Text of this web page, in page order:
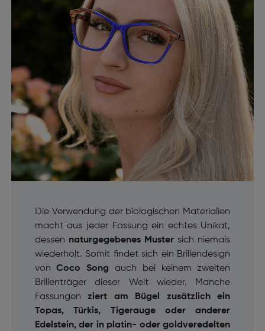
Die Verwendung der biologischen Materialien
macht aus jeder Fassung ein echtes Unikat,
dessen naturgegebenes Muster sich niemals
wiederholt. Somit findet sich ein Brillendesign
vonCoco Song auch bei keinem zweiten
Brillenträger dieser Welt wieder. Manche
Fassungenziert am Bügel zusätzlich ein
Topas, Türkis, Tigerauge oder anderer
Edelstein, der in platin- oder goldveredelten